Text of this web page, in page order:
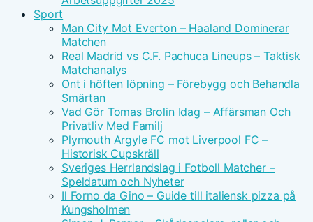
Sport
Man City Mot Everton – Haaland Dominerar
Matchen
Real Madrid vs C.F. Pachuca Lineups – Taktisk
Matchanalys
Ont i höften löpning – Förebygg och Behandla
Smärtan
Vad Gör Tomas Brolin Idag – Affärsman Och
Privatliv Med Familj
Plymouth Argyle FC mot Liverpool FC –
Historisk Cupskräll
Sveriges Herrlandslag i Fotboll Matcher –
Speldatum och Nyheter
Il Forno da Gino – Guide till italiensk pizza på
Kungsholmen